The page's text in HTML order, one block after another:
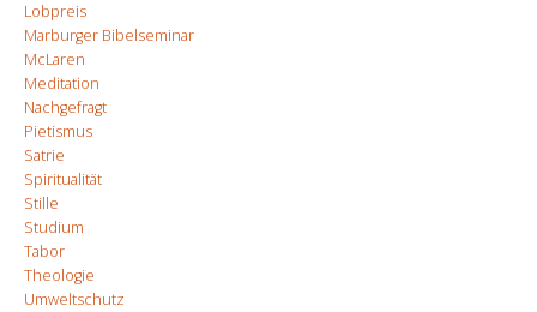
Lobpreis
Marburger Bibelseminar
McLaren
Meditation
Nachgefragt
Pietismus
Satrie
Spiritualität
Stille
Studium
Tabor
Theologie
Umweltschutz